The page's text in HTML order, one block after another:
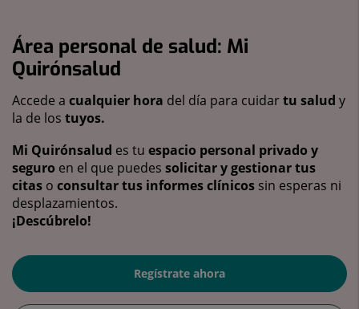
Área personal de salud: Mi
Quirónsalud
Accede a cualquier hora del día para cuidartu salud y
la de los tuyos.
Mi Quirónsalud es tu espacio personal privado y
seguro en el que puedes solicitar y gestionar tus
citas o consultar tus informes clínicos sin esperas ni
desplazamientos.
¡Descúbrelo!
Regístrate ahora